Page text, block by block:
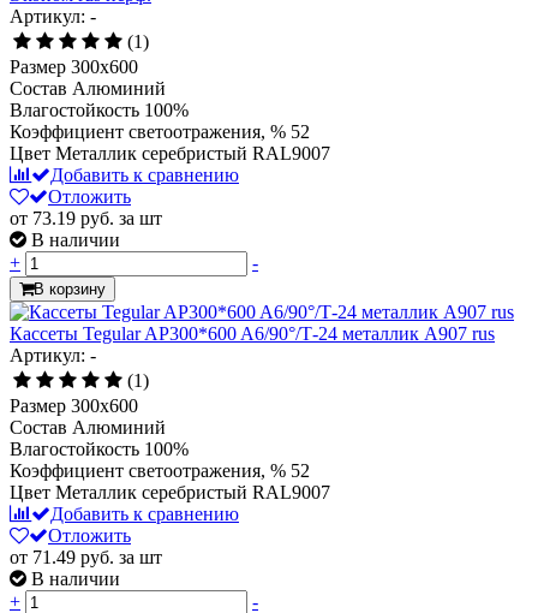
Артикул: -
(1)
Размер 300x600
Состав Алюминий
Влагостойкость 100%
Коэффициент светоотражения, % 52
Цвет Металлик серебристый RAL9007
Добавить к сравнению
Отложить
от 73.19 руб. за шт
В наличии
+
-
В корзину
Кассеты Tegular AP300*600 A6/90°/Т-24 металлик А907 rus
Артикул: -
(1)
Размер 300x600
Состав Алюминий
Влагостойкость 100%
Коэффициент светоотражения, % 52
Цвет Металлик серебристый RAL9007
Добавить к сравнению
Отложить
от 71.49 руб. за шт
В наличии
+
-